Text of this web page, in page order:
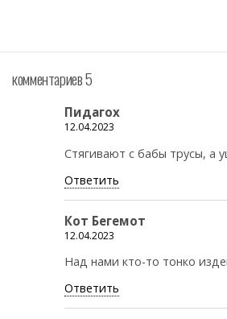
комментариев 5
Пидагох
12.04.2023
Стягивают с бабы трусы, а
Ответить
Кот Бегемот
12.04.2023
Над нами кто-то тонко
Ответить